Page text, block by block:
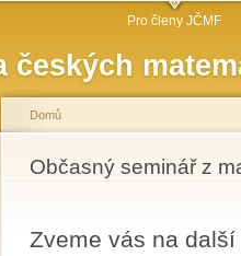
českých
Pro členy JČMF
Jste zde
Domů
Občasný seminář z
Zveme vás na